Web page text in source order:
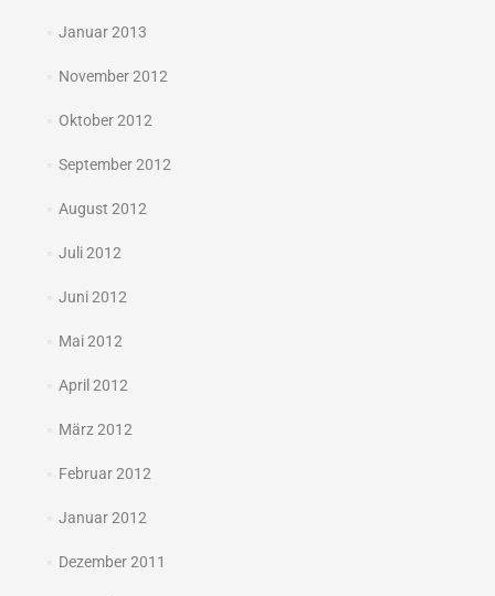
Januar 2013
November 2012
Oktober 2012
September 2012
August 2012
Juli 2012
Juni 2012
Mai 2012
April 2012
März 2012
Februar 2012
Januar 2012
Dezember 2011